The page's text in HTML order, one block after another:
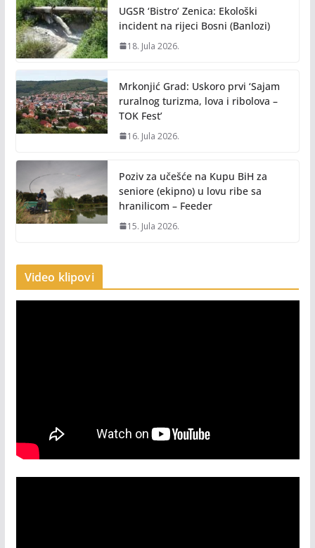
UGSR ‘Bistro’ Zenica: Ekološki
incident na rijeci Bosni (Banlozi)
18. Jula 2026.
Mrkonjić Grad: Uskoro prvi ‘Sajam
ruralnog turizma, lova i ribolova –
TOK Fest’
16. Jula 2026.
Poziv za učešće na Kupu BiH za
seniore (ekipno) u lovu ribe sa
hranilicom – Feeder
15. Jula 2026.
Video klipovi